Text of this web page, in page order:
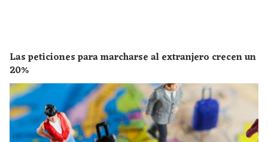
Las peticiones para marcharse al extranjero crecen un
20%